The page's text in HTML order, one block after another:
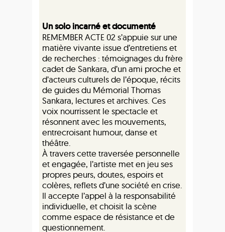
Un solo incarné et documenté
REMEMBER ACTE 02 s’appuie sur une
matière vivante issue d’entretiens et
de recherches : témoignages du frère
cadet de Sankara, d’un ami proche et
d’acteurs culturels de l’époque, récits
de guides du Mémorial Thomas
Sankara, lectures et archives. Ces
voix nourrissent le spectacle et
résonnent avec les mouvements,
entrecroisant humour, danse et
théâtre.
À travers cette traversée personnelle
et engagée, l’artiste met en jeu ses
propres peurs, doutes, espoirs et
colères, reflets d’une société en crise.
Il accepte l’appel à la responsabilité
individuelle, et choisit la scène
comme espace de résistance et de
questionnement.